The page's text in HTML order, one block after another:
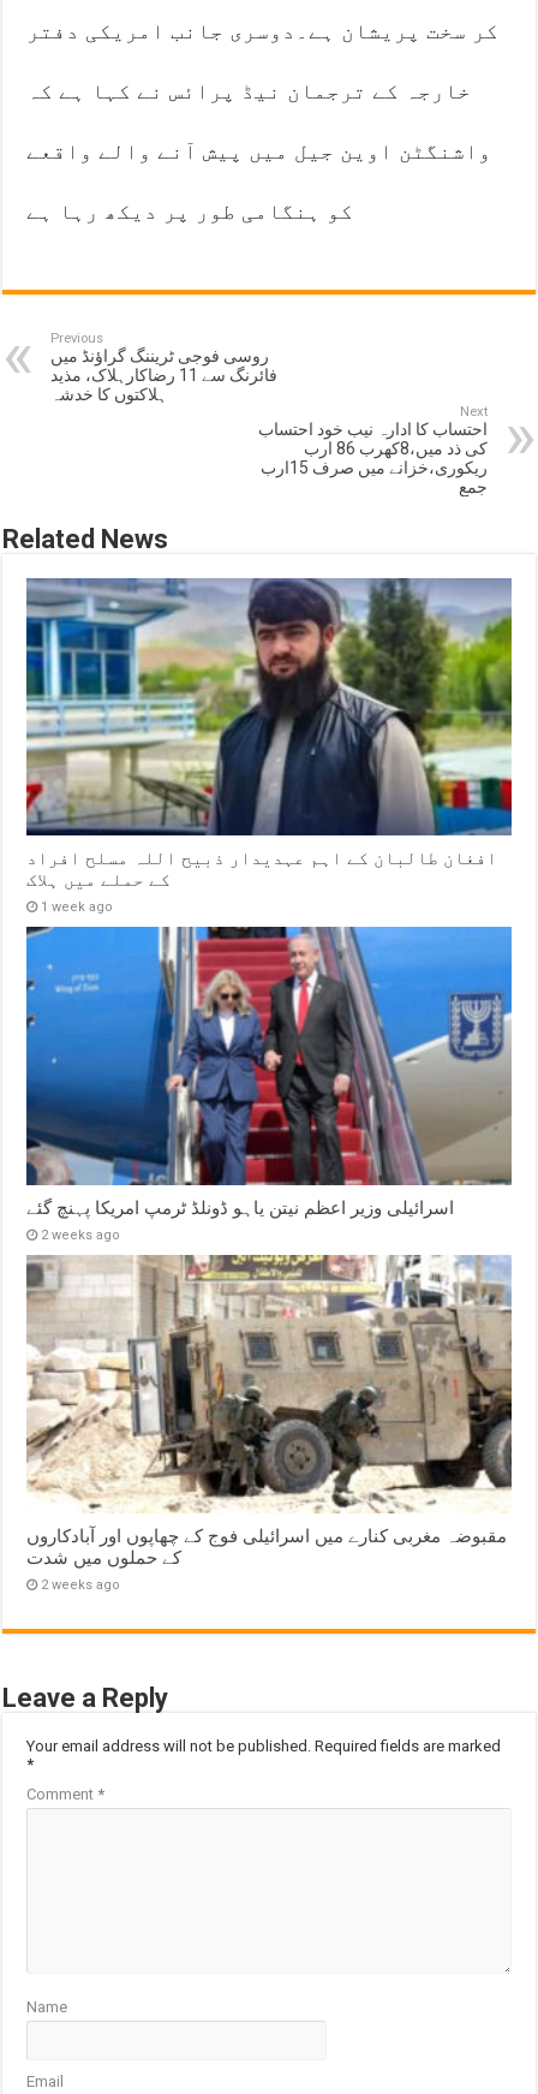
کر سخت پریشان ہے۔دوسری جانب امریکی دفتر
خارجہ کے ترجمان نیڈ پرائس نے کہا ہے کہ
واشنگٹن اوین جیل میں پیش آنے والے واقعے
کو ہنگامی طور پر دیکھ رہا ہے
Previous
روسی فوجی ٹریننگ گراؤنڈ میں
فائرنگ سے 11 رضاکارہلاک، مذید
ہلاکتوں کا خدشہ
Next
احتساب کا ادارہ نیب خود احتساب
کی ذد میں،8کھرب 86 ارب
ریکوری،خزانے میں صرف 15ارب
جمع
Related News
افغان طالبان کے اہم عہدیدار ذبیح اللہ مسلح افراد
کے حملے میں ہلاک
1 week ago
اسرائیلی وزیر اعظم نیتن یاہو ڈونلڈ ٹرمپ امریکا پہنچ گئے
2 weeks ago
مقبوضہ مغربی کنارے میں اسرائیلی فوج کے چھاپوں اور آبادکاروں
کے حملوں میں شدت
2 weeks ago
Leave a Reply
Your email address will not be published. Required fields are marked
*
Comment*
Name
Email